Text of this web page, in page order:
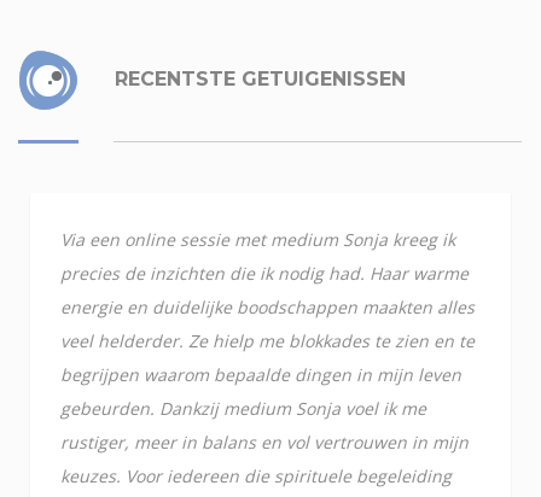
RECENTSTE GETUIGENISSEN
Via een online sessie met medium Sonja kreeg ik
precies de inzichten die ik nodig had. Haar warme
energie en duidelijke boodschappen maakten alles
veel helderder. Ze hielp me blokkades te zien en te
begrijpen waarom bepaalde dingen in mijn leven
gebeurden. Dankzij medium Sonja voel ik me
rustiger, meer in balans en vol vertrouwen in mijn
keuzes. Voor iedereen die spirituele begeleiding